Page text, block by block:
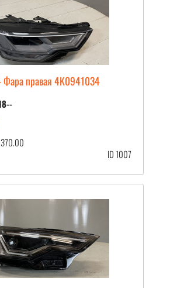
правая 4K0941034
ID 1007